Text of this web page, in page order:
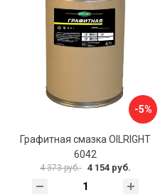
-5%
Графитная смазка OILRIGHT
6042
4 373 руб. 4 154 руб.